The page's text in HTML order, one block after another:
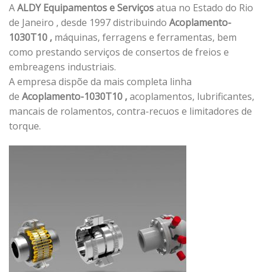
AALDY Equipamentos e Serviçosatua no Estado do Rio
de Janeiro , desde 1997 distribuindo Acoplamento-
1030T10 , máquinas, ferragens e ferramentas, bem
como prestando serviços de consertos de freios e
embreagens industriais.
A empresa dispõe da mais completa linha
de Acoplamento-1030T10 ,acoplamentos, lubrificantes,
mancais de rolamentos, contra-recuos e limitadores de
torque.